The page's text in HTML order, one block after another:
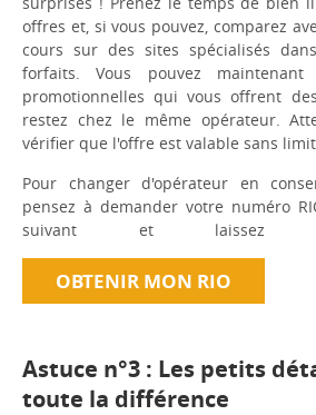
offres et, si vous pouvez, comparez
cours sur des sites spécialisés
forfaits. Vous pouvez
promotionnelles qui vous offrent
restez chez le même opérateur.
vérifier que l'offre est valable sans
Pour changer d'opérateur en
pensez à demander votre numéro
suivant et laissez
OBTENIR MON RIO
Astuce n°3 : Les petits
toute la différence